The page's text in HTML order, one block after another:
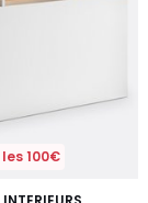
100€